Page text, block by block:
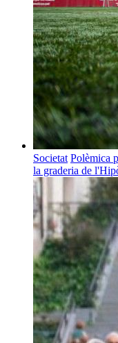
Societat Polèmica
la graderia de